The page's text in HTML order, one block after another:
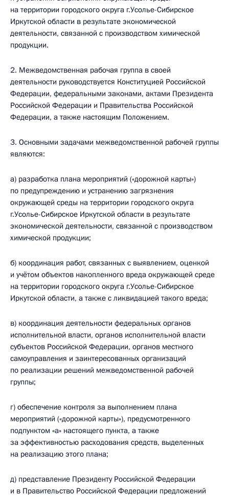
на территории городского округа г.Усолье-Сибирское
Иркутской области в результате экономической
деятельности, связанной с производством химической
продукции.
2. Межведомственная рабочая группа в своей
деятельности руководствуется Конституцией Российской
Федерации, федеральными законами, актами Президента
Российской Федерации и Правительства Российской
Федерации, а также настоящим Положением.
3. Основными задачами межведомственной рабочей группы
являются:
а) разработка плана мероприятий («дорожной карты»)
по предупреждению и устранению загрязнения
окружающей среды на территории городского округа
г.Усолье-Сибирское Иркутской области в результате
экономической деятельности, связанной с производством
химической продукции;
б) координация работ, связанных с выявлением, оценкой
и учётом объектов накопленного вреда окружающей среде
на территории городского округа г.Усолье-Сибирское
Иркутской области, а также с ликвидацией такого вреда;
в) координация деятельности федеральных органов
исполнительной власти, органов исполнительной власти
субъектов Российской Федерации, органов местного
самоуправления и заинтересованных организаций
по реализации решений межведомственной рабочей
группы;
г) обеспечение контроля за выполнением плана
мероприятий («дорожной карты»), предусмотренного
подпунктом «а» настоящего пункта, а также
за эффективностью расходования средств, выделенных
на реализацию этого плана;
д) представление Президенту Российской Федерации
и в Правительство Российской Федерации предложений